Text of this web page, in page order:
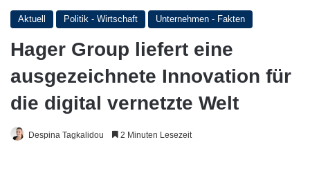
Aktuell Politik - Wirtschaft Unternehmen - Fakten
Hager Group liefert eine
ausgezeichnete Innovation für
die digital vernetzte Welt
Despina Tagkalidou 2 Minuten Lesezeit